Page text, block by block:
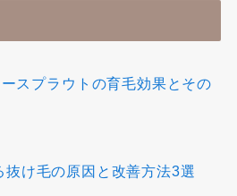
スプラウトの育毛効果とその
抜け毛の原因と改善方法3選